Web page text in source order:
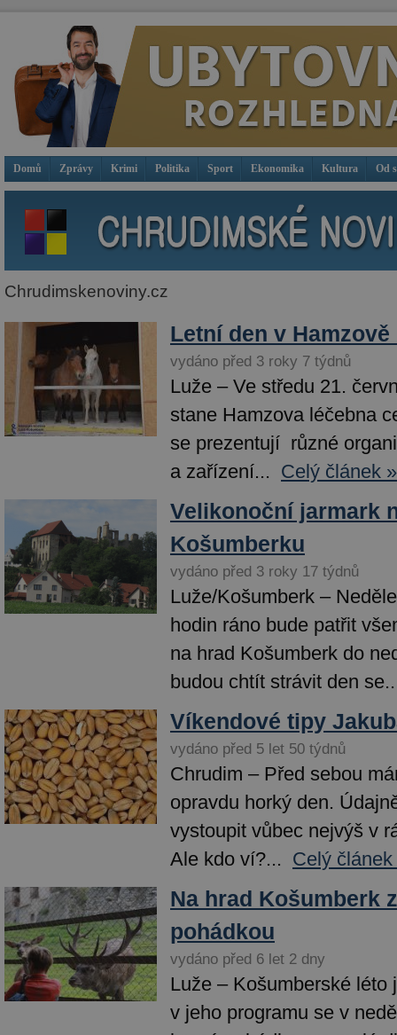
Domů Zprávy Krimi Politika Sport Ekonomika Kultura Od
Chrudimskenoviny.cz
Letní den v Hamzově
vydáno před 3 roky 7 týdnů
Luže – Ve středu 21.
stane Hamzova léčebna
se prezentují různé
a zařízení... Celý článek »
Velikonoční jarmark
Košumberku
vydáno před 3 roky 17 týdnů
Luže/Košumberk –
hodin ráno bude patřit
na hrad Košumberk do
budou chtít strávit den
Víkendové tipy
vydáno před 5 let 50 týdnů
Chrudim – Před sebou
opravdu horký den.
vystoupit vůbec nejvýš v
Ale kdo ví?... Celý článek
Na hrad Košumberk
pohádkou
vydáno před 6 let 2 dny
Luže – Košumberské léto
v jeho programu se v